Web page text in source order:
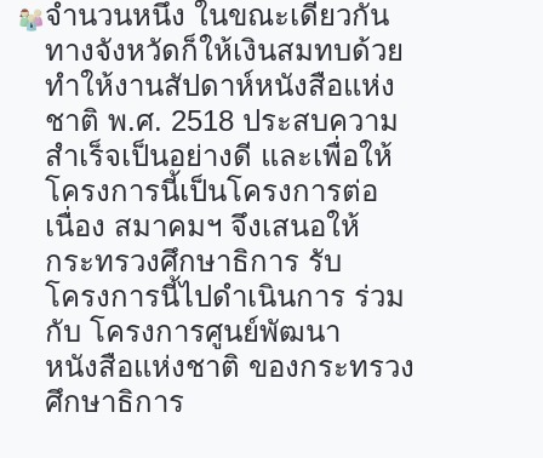
จำนวนหนึ่ง ในขณะเดียวกัน
ทางจังหวัดก็ให้เงินสมทบด้วย
ทำให้งานสัปดาห์หนังสือแห่ง
ชาติ พ.ศ. 2518 ประสบความ
สำเร็จเป็นอย่างดี และเพื่อให้
โครงการนี้เป็นโครงการต่อ
เนื่อง สมาคมฯ จึงเสนอให้
กระทรวงศึกษาธิการ รับ
โครงการนี้ไปดำเนินการ ร่วม
กับ โครงการศูนย์พัฒนา
หนังสือแห่งชาติ ของกระทรวง
ศึกษาธิการ